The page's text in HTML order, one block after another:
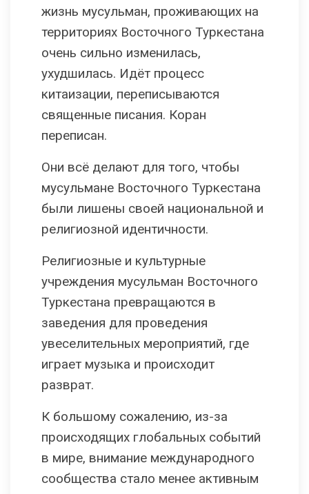
жизнь мусульман, проживающих на
территориях Восточного Туркестана
очень сильно изменилась,
ухудшилась. Идёт процесс
китаизации, переписываются
священные писания. Коран
переписан.
Они всё делают для того, чтобы
мусульмане Восточного Туркестана
были лишены своей национальной и
религиозной идентичности.
Религиозные и культурные
учреждения мусульман Восточного
Туркестана превращаются в
заведения для проведения
увеселительных мероприятий, где
играет музыка и происходит
разврат.
К большому сожалению, из-за
происходящих глобальных событий
в мире, внимание международного
сообщества стало менее активным